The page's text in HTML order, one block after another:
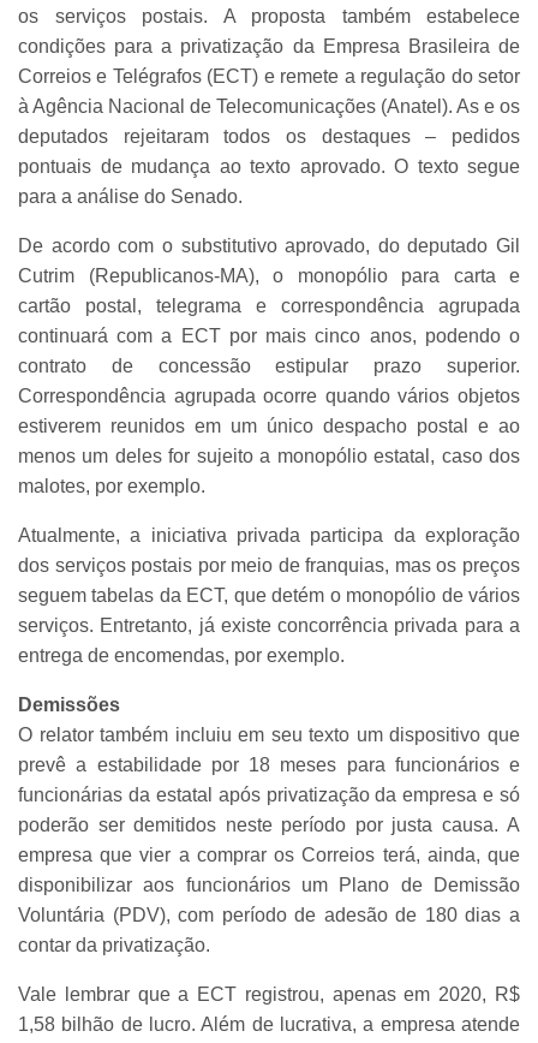
os serviços postais. A proposta também estabelece
condições para a privatização da Empresa Brasileira de
Correios e Telégrafos (ECT) e remete a regulação do setor
à Agência Nacional de Telecomunicações (Anatel). As e os
deputados rejeitaram todos os destaques – pedidos
pontuais de mudança ao texto aprovado. O texto segue
para a análise do Senado.
De acordo com o substitutivo aprovado, do deputado Gil
Cutrim (Republicanos-MA), o monopólio para carta e
cartão postal, telegrama e correspondência agrupada
continuará com a ECT por mais cinco anos, podendo o
contrato de concessão estipular prazo superior.
Correspondência agrupada ocorre quando vários objetos
estiverem reunidos em um único despacho postal e ao
menos um deles for sujeito a monopólio estatal, caso dos
malotes, por exemplo.
Atualmente, a iniciativa privada participa da exploração
dos serviços postais por meio de franquias, mas os preços
seguem tabelas da ECT, que detém o monopólio de vários
serviços. Entretanto, já existe concorrência privada para a
entrega de encomendas, por exemplo.
Demissões
O relator também incluiu em seu texto um dispositivo que
prevê a estabilidade por 18 meses para funcionários e
funcionárias da estatal após privatização da empresa e só
poderão ser demitidos neste período por justa causa. A
empresa que vier a comprar os Correios terá, ainda, que
disponibilizar aos funcionários um Plano de Demissão
Voluntária (PDV), com período de adesão de 180 dias a
contar da privatização.
Vale lembrar que a ECT registrou, apenas em 2020, R$
1,58 bilhão de lucro. Além de lucrativa, a empresa atende